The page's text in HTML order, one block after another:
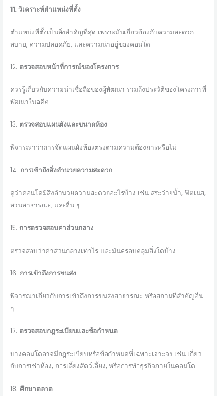
11.วิเคราะห์ตำแหน่งที่ตั้ง
ตำแหน่งที่ตั้งเป็นสิ่งสำคัญที่สุด เพราะมันเกี่ยวข้องกับความสะดวก
สบาย, ความปลอดภัย, และความน่าอยู่ของคอนโด
12. ตรวจสอบหน้าที่การณ์ของโครงการ
ควรรู้เกี่ยวกับความน่าเชื่อถือของผู้พัฒนา รวมถึงประวัติของโครงการที่
พัฒนาในอดีต
13. ตรวจสอบแผนผังและขนาดห้อง
พิจารณาว่าการจัดแผนผังห้องตรงตามความต้องการหรือไม่
14. การเข้าถึงสิ่งอำนวยความสะดวก
ดูว่าคอนโดมีสิ่งอำนวยความสะดวกอะไรบ้าง เช่น สระว่ายน้ำ, ฟิตเนส,
สวนสาธารณะ, และอื่น ๆ
15. การตรวจสอบค่าส่วนกลาง
ตรวจสอบว่าค่าส่วนกลางเท่าไร และมันครอบคลุมสิ่งใดบ้าง
16. การเข้าถึงการขนส่ง
พิจารณาเกี่ยวกับการเข้าถึงการขนส่งสาธารณะ หรือสถานที่สำคัญอื่น
ๆ
17. ตรวจสอบกฎระเบียบและข้อกำหนด
บางคอนโดอาจมีกฎระเบียบหรือข้อกำหนดที่เฉพาะเจาะจง เช่น เกี่ยว
กับการเช่าห้อง, การเลี้ยงสัตว์เลี้ยง, หรือการทำธุรกิจภายในคอนโด
18.ศึกษาตลาด